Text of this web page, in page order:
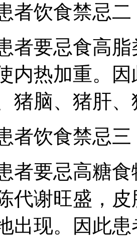
饮食禁忌二
要忌食高脂
内热加重。
猪脑、猪肝
饮食禁忌三
要忌高糖食
代谢旺盛，
出现。因此